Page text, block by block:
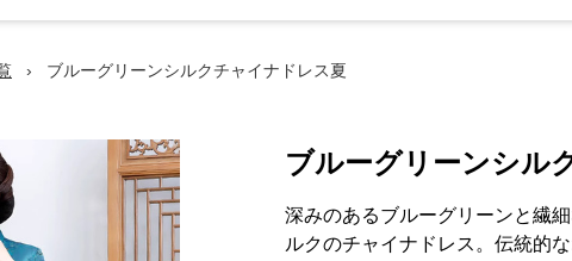
› ブルーグリーンシルクチャイナドレス夏
ブルーグリーンシル
深みのあるブルーグリーンと繊
ルクのチャイナドレス。伝統的